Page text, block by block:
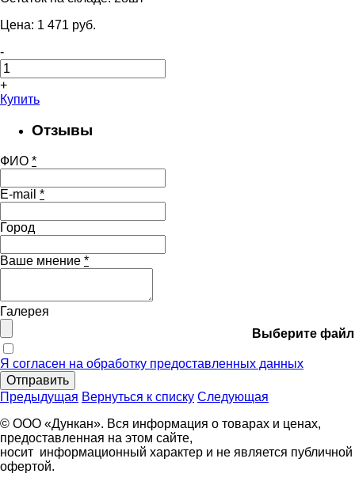
Цена: 1 471 pуб.
-
+
Купить
Отзывы
ФИО *
E-mail *
Город
Ваше мнение *
Галерея
Выберите файл
Я согласен на обработку предоставленных данных
Отправить
Предыдущая Вернуться к списку Следующая
© ООО «Дункан». Вся информация о товарах и ценах,
предоставленная на этом сайте,
носит информационный характер и не является публичной
офертой.